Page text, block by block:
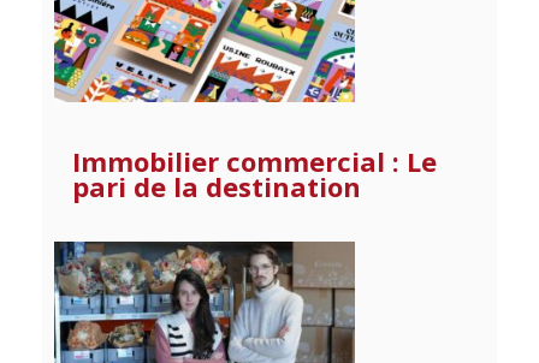
Immobilier commercial : Le
pari de la destination